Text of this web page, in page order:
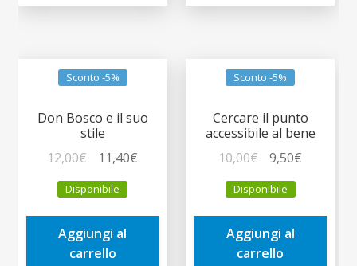
Sconto -5%
Don Bosco e il suo
stile
12,00€
prezzo
originale
era:
12,00€.
11,40€
è:
Disponibile
Aggiungi al
carrello
Sconto -5%
Cercare il punto
accessibile al bene
10,00€
prezzo
originale
era:
10,00€.
9,50€
è:
Disponibile
Aggiungi al
carrello